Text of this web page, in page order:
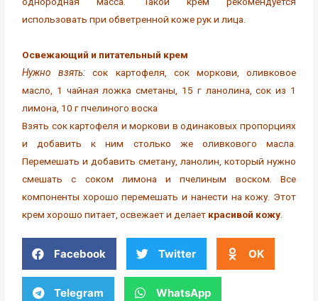
использовать при обветренной коже рук и лица.
Освежающий и питательный крем
Нужно взять: сок картофеля, сок моркови, оливковое
масло, 1 чайная ложка сметаны, 15 г ланолина, сок из 1
лимона, 10 г пчелиного воска
Взять сок картофеля и моркови в одинаковых пропорциях
и добавить к ним столько же оливкового масла.
Перемешать и добавить сметану, ланолин, который нужно
смешать с соком лимона и пчелиным воском. Все
компоненты хорошо перемешать и нанести на кожу. Этот
крем хорошо питает, освежает и делает красивой кожу
Facebook Twitter OK
Telegram WhatsApp